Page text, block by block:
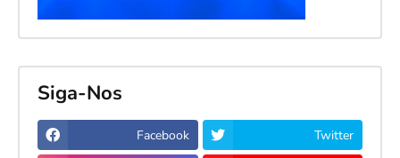
Siga-Nos
Facebook Twitter